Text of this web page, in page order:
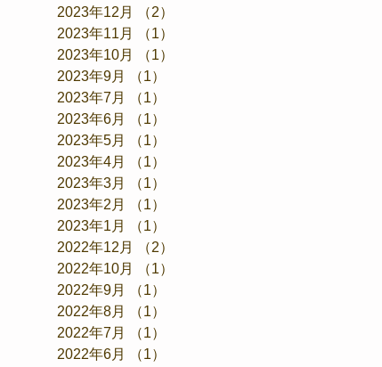
2023年12月
（2）
2023年11月
（1）
2023年10月
（1）
2023年9月
（1）
2023年7月
（1）
2023年6月
（1）
2023年5月
（1）
2023年4月
（1）
2023年3月
（1）
2023年2月
（1）
2023年1月
（1）
2022年12月
（2）
2022年10月
（1）
2022年9月
（1）
2022年8月
（1）
2022年7月
（1）
2022年6月
（1）